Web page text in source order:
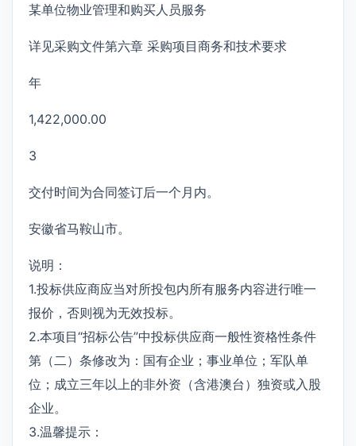
某单位物业管理和购买人员服务
详见采购文件第六章 采购项目商务和技术要求
年
1,422,000.00
3
交付时间为合同签订后一个月内。
安徽省马鞍山市。
说明：
1.投标供应商应当对所投包内所有服务内容进行唯一
报价，否则视为无效投标。
2.本项目“招标公告”中投标供应商一般性资格性条件
第（二）条修改为：国有企业；事业单位；军队单
位；成立三年以上的非外资（含港澳台）独资或入股
企业。
3.温馨提示：